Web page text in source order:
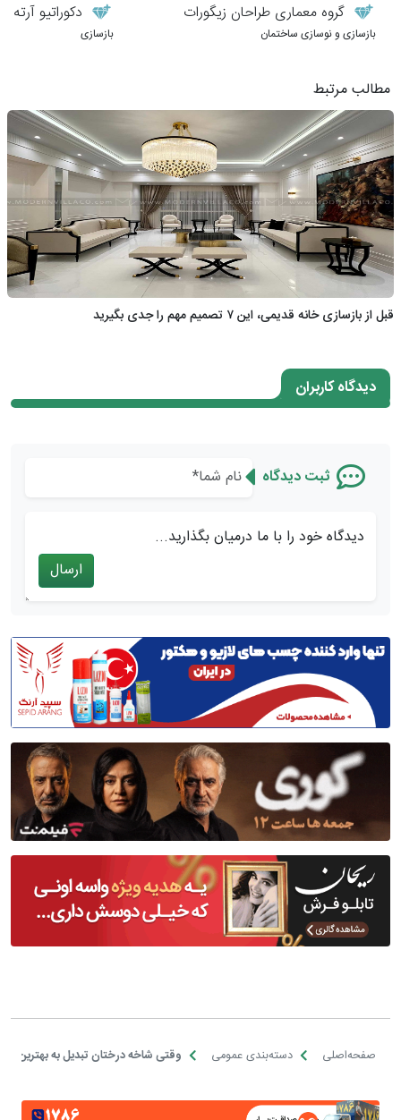
گروه معماری طراحان زیگورات
بازسازی و نوسازی ساختمان
دکوراتیو آرته
بازسازی
مطالب مرتبط
قبل از بازسازی خانه قدیمی، این ۷ تصمیم مهم را جدی بگیرید
دیدگاه کاربران
ثبت دیدگاه
دیدگاه خود را با ما درمیان بگذارید...
ارسال